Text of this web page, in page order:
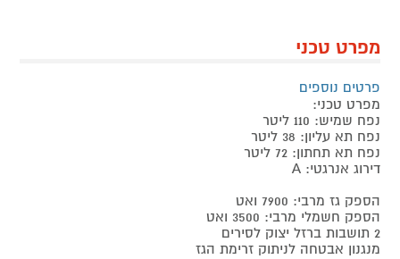
מפרט טכני
פרטים נוספים
מפרט טכני:
נפח שמיש: 110 ליטר
נפח תא עליון: 38 ליטר
נפח תא תחתון: 72 ליטר
דירוג אנרגטי: A
הספק גז מרבי: 7900 ואט
הספק חשמלי מרבי: 3500 ואט
2 תושבות ברזל יצוק לסירים
מנגנון אבטחה לניתוק זרימת הגז